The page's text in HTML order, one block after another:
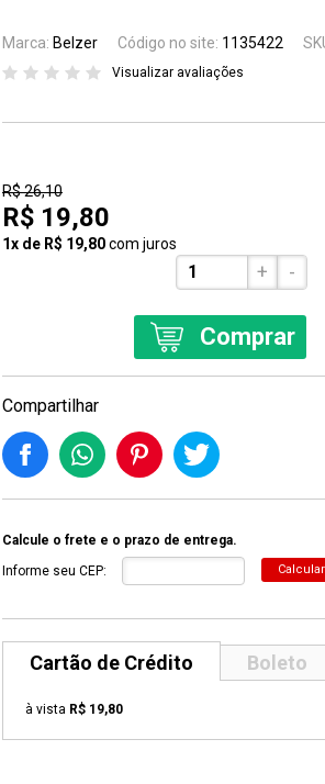
Marca: Belzer Código no site: 1135422
Visualizar avaliações
R$ 26,10
R$ 19,80
1x de R$ 19,80com juros
+ -
Comprar
Compartilhar
Calcule o frete e o prazo de entrega.
Informe seu CEP:
Calcular
Cartão de Crédito Boleto
à vista R$ 19,80